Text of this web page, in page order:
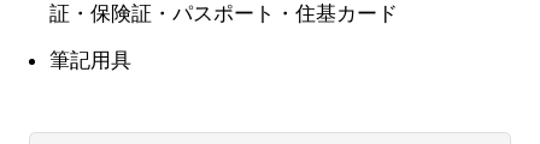
証・保険証・パスポート・住基カード
筆記用具